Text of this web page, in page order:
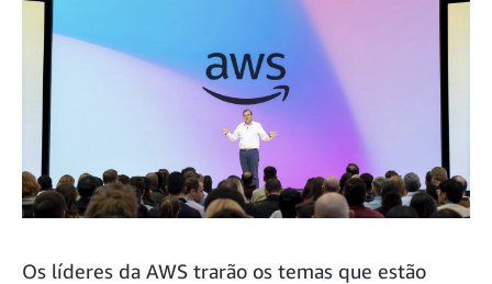
Os líderes da AWS trarão os temas que estão